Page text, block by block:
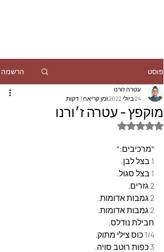
פוסט הרשמה
מוקפץ - עטרה ז׳ורנו
עטרה ז'ורנו
24 ביולי 2022
זמן קריאה 1 דקות
דירוג של NaN מתוך 5 כוכבים
*מרכיבים:*
1 בצל לבן.
1 בצל סגול.
2 גזרים.
2 גמבות אדומות.
2 גמבות אדומות.
חבילת נודלס.
1/4 כוס צילי מתוק.
3 כפות רוטב סויה.